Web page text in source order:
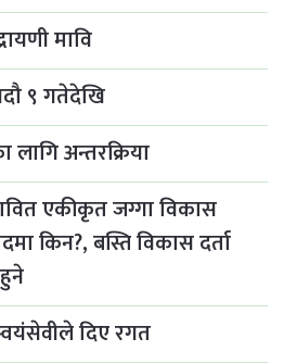
मावि
९ गतेदेखि
लागि अन्तरक्रिया
एकीकृत जग्गा विकास
किन?, बस्ति विकास दर्ता
दिए रगत